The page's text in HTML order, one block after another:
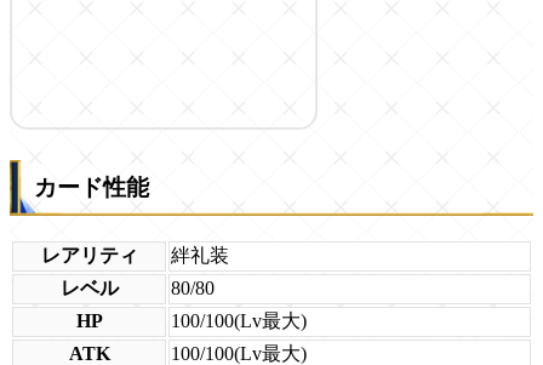
カード性能
レアリティ
絆礼装
レベル
80/80
HP
100/100(Lv最大)
ATK
100/100(Lv最大)